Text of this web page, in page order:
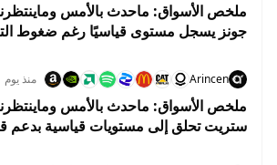
جونز يسجل مستوى قياسيًا رغم ضغوط
Arincen منذ يوم
ستريت تحلق إلى مستويات قياسية بدعم